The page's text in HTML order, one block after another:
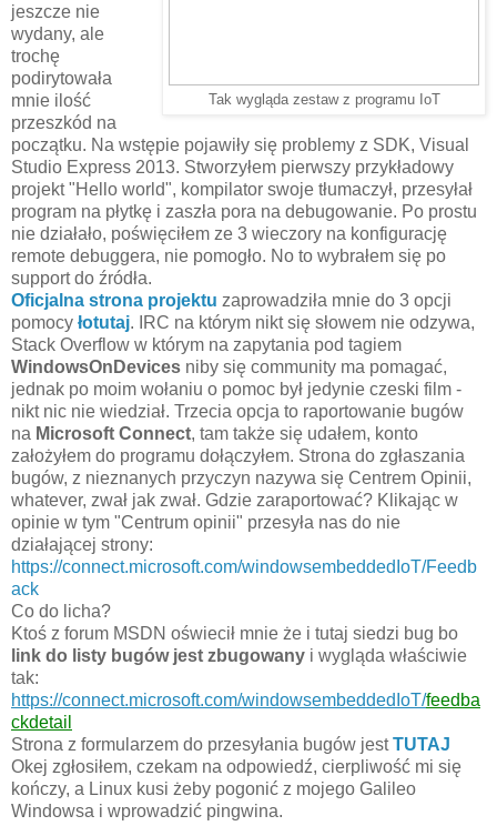
Tak wygląda zestaw z programu IoT
jeszcze nie
wydany, ale
trochę
podirytowała
mnie ilość
przeszkód na
początku. Na wstępie pojawiły się problemy z SDK, Visual
Studio Express 2013. Stworzyłem pierwszy przykładowy
projekt "Hello world", kompilator swoje tłumaczył, przesyłał
program na płytkę i zaszła pora na debugowanie. Po prostu
nie działało, poświęciłem ze 3 wieczory na konfigurację
remote debuggera, nie pomogło. No to wybrałem się po
support do źródła.
Oficjalna strona projektu zaprowadziła mnie do 3 opcji
pomocy łotutaj. IRC na którym nikt się słowem nie odzywa,
Stack Overflow w którym na zapytania pod tagiem
WindowsOnDevices niby się community ma pomagać,
jednak po moim wołaniu o pomoc był jedynie czeski film -
nikt nic nie wiedział. Trzecia opcja to raportowanie bugów
na Microsoft Connect, tam także się udałem, konto
założyłem do programu dołączyłem. Strona do zgłaszania
bugów, z nieznanych przyczyn nazywa się Centrem Opinii,
whatever, zwał jak zwał. Gdzie zaraportować? Klikając w
opinie w tym "Centrum opinii" przesyła nas do nie
działającej strony:
https://connect.microsoft.com/windowsembeddedIoT/Feedb
ack
Co do licha?
Ktoś z forum MSDN oświecił mnie że i tutaj siedzi bug bo
link do listy bugów jest zbugowany i wygląda właściwie
tak:
https://connect.microsoft.com/windowsembeddedIoT/feedba
ckdetail
Strona z formularzem do przesyłania bugów jestTUTAJ
Okej zgłosiłem, czekam na odpowiedź, cierpliwość mi się
kończy, a Linux kusi żeby pogonić z mojego Galileo
Windowsa i wprowadzić pingwina.